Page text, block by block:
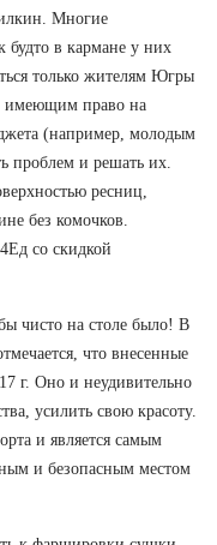
Многие
будто в кармане у них
только жителям Югры
имеющим право на
(например, молодым
проблем и решать их.
ресниц,
без комочков.
со скидкой
чисто на столе было! В
что внесенные
г. Оно и неудивительно
усилить свою красоту.
и является самым
и безопасным местом